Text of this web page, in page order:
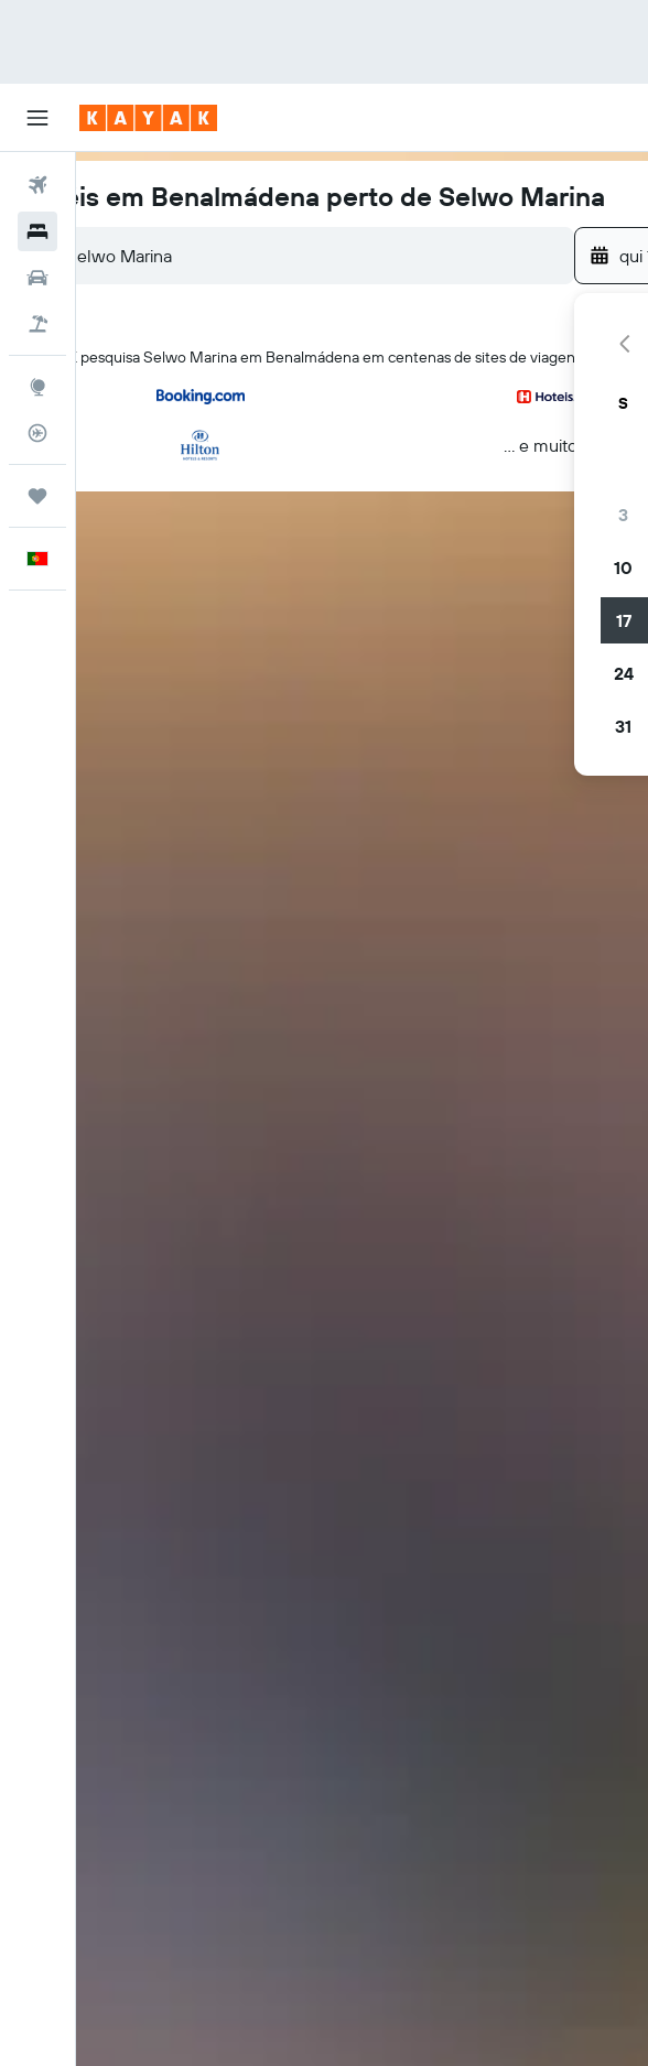
Voos
Monitorizador de voos
Trips
Hotéis em Benalmádena perto de Selwo Marina
qui
A KAYAK pesquisa Selwo Marina em Benalmádena em centenas de sites de viagens ao
... e muito mais
S
3
10
17
24
31